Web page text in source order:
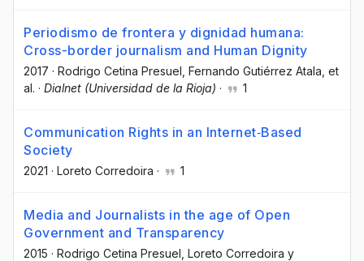
Periodismo de frontera y dignidad humana:
Cross-border journalism and Human Dignity
2017 · Rodrigo Cetina Presuel , Fernando Gutiérrez Atala , et
al. · Dialnet (Universidad de la Rioja) · 1
Communication Rights in an Internet‐Based
Society
2021 · Loreto Corredoira · 1
Media and Journalists in the age of Open
Government and Transparency
2015 · Rodrigo Cetina Presuel , Loreto Corredoira y